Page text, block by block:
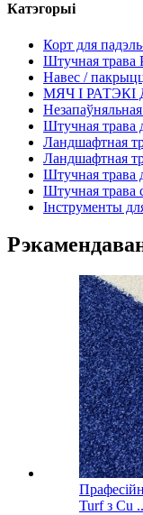
Катэгорыі
Корт для
Штучная трава
Навес /
МЯЧ І
Штучная трава
Ландшафтная
Ландшафтная
Штучная трава
Штучная трава
Інструменты
Turf з Cu